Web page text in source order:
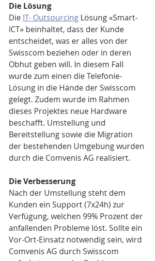
Die Lösung
Die IT- Outsourcing Lösung «Smart-
ICT» beinhaltet, dass der Kunde
entscheidet, was er alles von der
Swisscom beziehen oder in deren
Obhut geben will. In diesem Fall
wurde zum einen die Telefonie-
Lösung in die Hände der Swisscom
gelegt. Zudem wurde im Rahmen
dieses Projektes neue Hardware
beschafft. Umstellung und
Bereitstellung sowie die Migration
der bestehenden Umgebung wurden
durch die Comvenis AG realisiert.
Die Verbesserung
Nach der Umstellung steht dem
Kunden ein Support (7x24h) zur
Verfügung, welchen 99% Prozent der
anfallenden Probleme löst. Sollte ein
Vor-Ort-Einsatz notwendig sein, wird
Comvenis AG durch Swisscom